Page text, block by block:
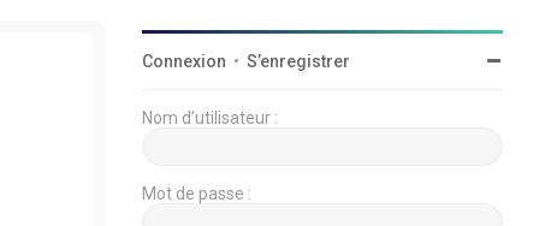
Connexion • S’enregistrer
Nom d’utilisateur :
Mot de passe :